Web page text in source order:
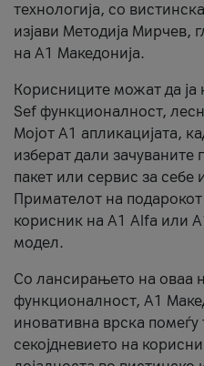
технологија, со
изјави Методија Мирчев,
на А1 Македонија.
Корисниците можат да ја
Sef функционалност,
Мојот А1 апликацијата,
изберат дали зачуваните
пакет или сервис за себе
Примателот на
корисник на А1 Alfa или
модел.
Со лансирањето на оваа
функционалност, А1
иновативна врска помеѓу
секојдневието на